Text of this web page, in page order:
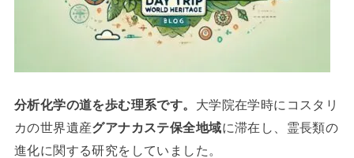
分析化学の道を歩む理系です。 大学院在学時にコスタリ
カの世界遺産グアナカステ保全地域に滞在し、霊長類の
進化に関する研究をしていました。